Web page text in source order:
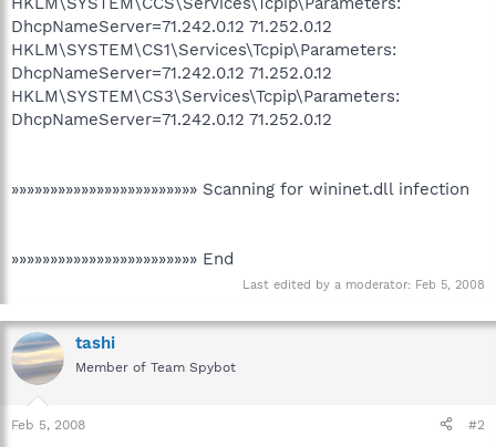
DhcpNameServer=71.242.0.12 71.252.0.12
HKLM\SYSTEM\CS1\Services\Tcpip\Parameters:
DhcpNameServer=71.242.0.12 71.252.0.12
HKLM\SYSTEM\CS3\Services\Tcpip\Parameters:
DhcpNameServer=71.242.0.12 71.252.0.12
»»»»»»»»»»»»»»»»»»»»»»»» Scanning for wininet.dll infection
»»»»»»»»»»»»»»»»»»»»»»»» End
Last edited by a moderator: Feb 5, 2008
tashi
Member of Team Spybot
Feb 5, 2008 #2